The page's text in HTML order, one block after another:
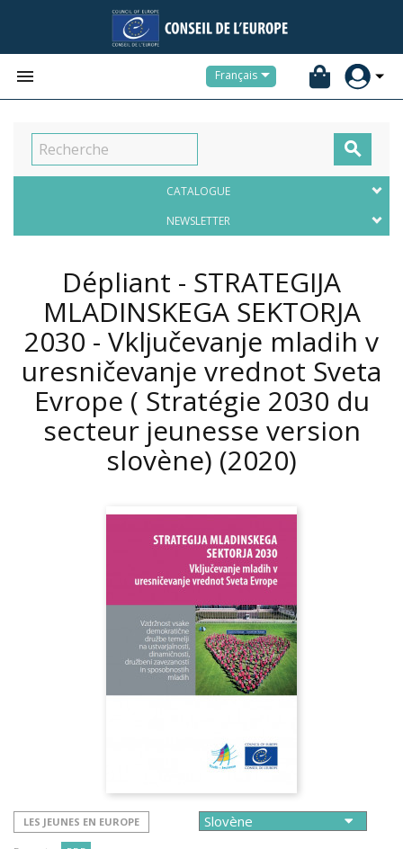
 Français

CATALOGUE
NEWSLETTER
Dépliant - STRATEGIJA
MLADINSKEGA SEKTORJA
2030 - Vključevanje mladih v
uresničevanje vrednot Sveta
Evrope ( Stratégie 2030 du
secteur jeunesse version
slovène) (2020)
LES JEUNES EN EUROPE